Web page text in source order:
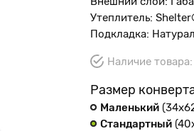
Утеплитель:
Подкладка:
Наличие товара:
Размер
Маленький
Стандартный